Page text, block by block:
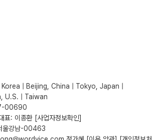
| Beijing, China | Tokyo, Japan |
U.S. | Taiwan
00690
표: 이종환 [사업자정보확인]
울강남-00463